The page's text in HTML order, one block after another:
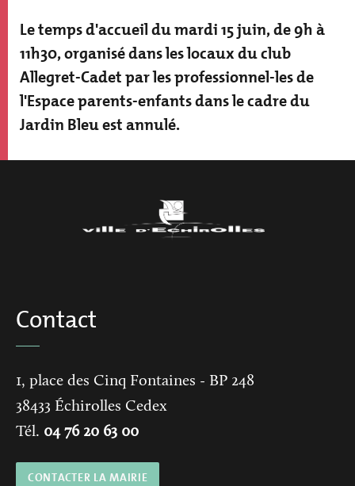
Résumé
actualité
Le temps d'accueil du mardi 15 juin, de 9h à
11h30, organisé dans les locaux du club
Allegret-Cadet par les professionnel-les de
l'Espace parents-enfants dans le cadre du
Jardin Bleu est annulé.
Contact
1, place des Cinq Fontaines - BP 248
38433 Échirolles Cedex
Tél. 04 76 20 63 00
CONTACTER LA MAIRIE